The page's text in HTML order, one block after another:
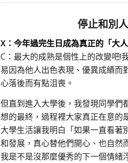
停止和別
X：今年過完生日成為真正的「大
C：最大的成熟是個性上的改變吧!
易因為他人出色表現、優異成績而
心落後而有點沮喪。
但直到進入大學後，我發現同學們
想的最終，過程裡大家真正在意的
大學生活讓我明白「如果一直看著
和發展，真心替他們開心、也自然
我是不是沒那麼優秀的下一個情緒